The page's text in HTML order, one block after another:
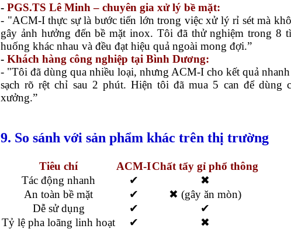
- PGS.TS Lê Minh – chuyên gia xử lý bề mặt:
- "ACM-I thực sự là bước tiến lớn trong việc xử lý rỉ sét mà
gây ảnh hưởng đến bề mặt inox. Tôi đã thử nghiệm trong 8
huống khác nhau và đều đạt hiệu quả ngoài mong đợi.”
- Khách hàng công nghiệp tại Bình Dương:
- "Tôi đã dùng qua nhiều loại, nhưng ACM-I cho kết quả
sạch rõ rệt chỉ sau 2 phút. Hiện tôi đã mua 5 can để dùng
xưởng.”
9. So sánh với sản phẩm khác trên thị trường
Tiêu chí ACM-IChất tẩy gỉ phổ thông
Tác động nhanh
✔
✖
An toàn bề mặt
✔
✖ (gây ăn mòn)
Dễ sử dụng
✔
✔
Tỷ lệ pha loãng linh hoạt
✔ ✖